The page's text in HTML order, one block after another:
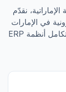
نقدّم
في الإمارات
— من خدمات ASP عبر شبكة Peppol إلى تكامل أنظمة ERP